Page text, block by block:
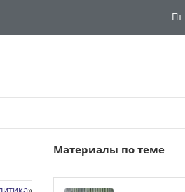
Пт
Материалы по теме